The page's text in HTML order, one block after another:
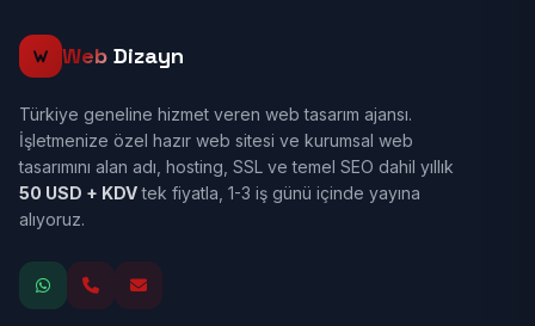
Web Dizayn
Türkiye geneline hizmet veren web tasarım ajansı.
İşletmenize özel hazır web sitesi ve kurumsal web
tasarımını alan adı, hosting, SSL ve temel SEO dahil yıllık
50 USD + KDVtek fiyatla, 1-3 iş günü içinde yayına
alıyoruz.